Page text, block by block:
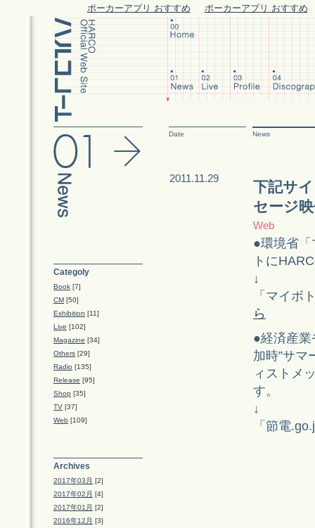
ポーカーアプリ おすすめ ポーカーアプリ おすすめ
Categoly
Book [7]
CM [50]
Exhibition [11]
Live [102]
Magazine [34]
Others [29]
Radio [135]
Release [95]
Shop [35]
TV [37]
Web [109]
Archives
2017年03月 [2]
2017年02月 [4]
2017年01月 [2]
2016年12月 [3]
Date News
2011.11.29
下記サ
セージ
Web
●環境省
トに
↓
「マイボ
ら
●経済産
加時”サマ
ィストメ
す。
↓
「節電